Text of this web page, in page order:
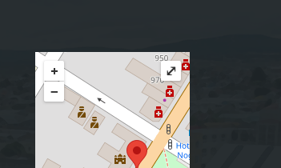
+
−
⤢